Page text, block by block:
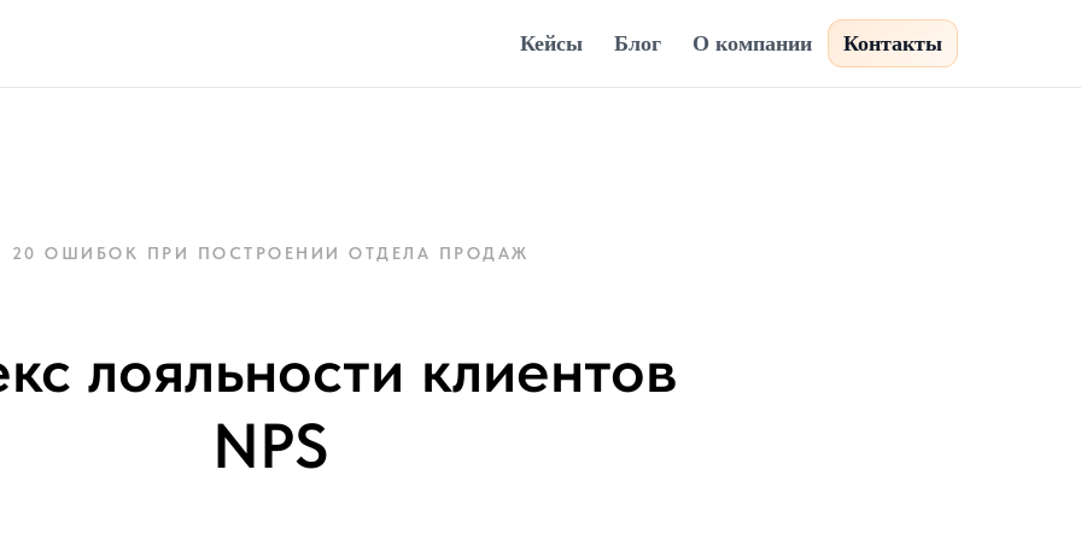
Кейсы Блог О компании Контакты
20 ОШИБОК ПРИ ПОСТРОЕНИИ ОТДЕЛА ПРОДАЖ
лояльности клиентов
NPS